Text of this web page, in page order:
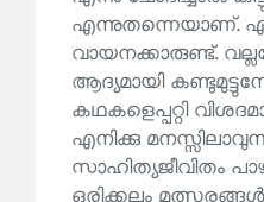
എന്നുതന്നെയാണ്.
വായനക്കാരുണ്ട്.
ആദ്യമായി
കഥകളെപ്പറ്റി
എനിക്കു
സാഹിത്യജീവിതം
ഒരിക്കലും